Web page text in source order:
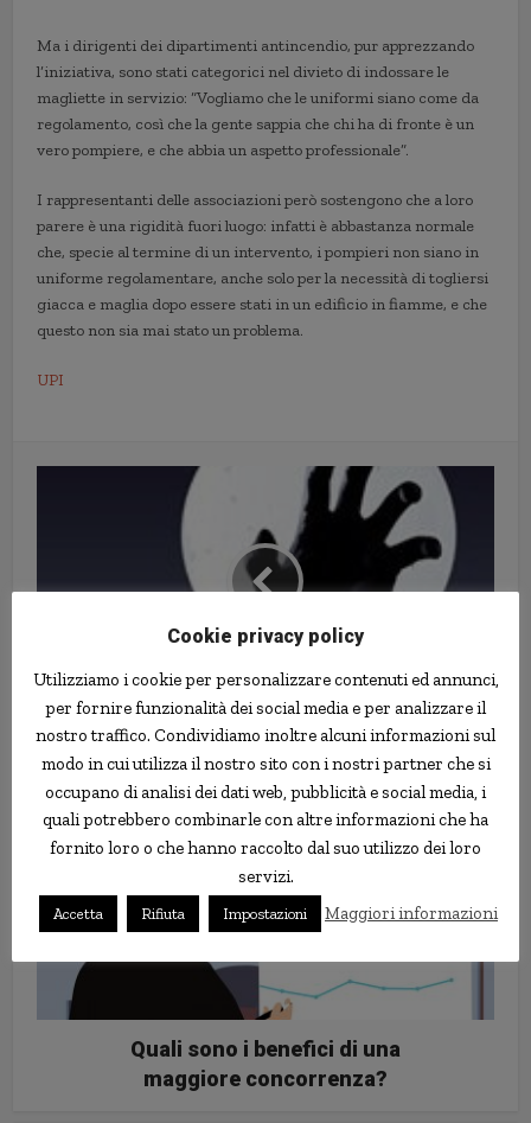
Ma i dirigenti dei dipartimenti antincendio, pur apprezzando
l’iniziativa, sono stati categorici nel divieto di indossare le
magliette in servizio: “Vogliamo che le uniformi siano come da
regolamento, così che la gente sappia che chi ha di fronte è un
vero pompiere, e che abbia un aspetto professionale”.
I rappresentanti delle associazioni però sostengono che a loro
parere è una rigidità fuori luogo: infatti è abbastanza normale
che, specie al termine di un intervento, i pompieri non siano in
uniforme regolamentare, anche solo per la necessità di togliersi
giacca e maglia dopo essere stati in un edificio in fiamme, e che
questo non sia mai stato un problema.
UPI
Si diffondono i cimiteri “anti-
zombie”
Quali sono i benefici di una
maggiore concorrenza?
Cookie privacy policy
Utilizziamo i cookie per personalizzare contenuti ed annunci,
per fornire funzionalità dei social media e per analizzare il
nostro traffico. Condividiamo inoltre alcuni informazioni sul
modo in cui utilizza il nostro sito con i nostri partner che si
occupano di analisi dei dati web, pubblicità e social media, i
quali potrebbero combinarle con altre informazioni che ha
fornito loro o che hanno raccolto dal suo utilizzo dei loro
servizi.
Accetta Rifiuta Impostazioni Maggiori informazioni